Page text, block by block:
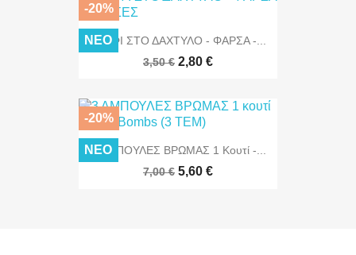
ΚΑΡΦΙ ΣΤΟ ΔΑΧΤΥΛΟ - ΦΑΡΣΑ -...
3,50 € 2,80 €
-20%
ΝΈΟ
3 ΑΜΠΟΥΛΕΣ ΒΡΩΜΑΣ 1 Κουτί -...
7,00 € 5,60 €
-20%
ΝΈΟ